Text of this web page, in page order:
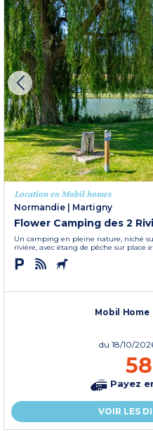
Location en Mobil homes
Normandie | Martigny
Flower Camping des 2
Un camping en pleine nature, niché
rivière, avec étang de pêche sur place et
Mobil
du 18/10/
Payez
VOIR LES